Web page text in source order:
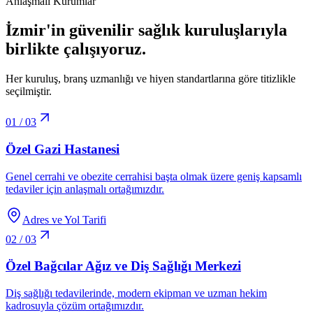
İzmir'in güvenilir sağlık kuruluşlarıyla
birlikte çalışıyoruz.
Her kuruluş, branş uzmanlığı ve hiyen standartlarına göre titizlikle
seçilmiştir.
01 /03
Özel Gazi Hastanesi
Genel cerrahi ve obezite cerrahisi başta olmak üzere geniş kapsamlı
tedaviler için anlaşmalı ortağımızdır.
Adres ve Yol Tarifi
02 /03
Özel Bağcılar Ağız ve Diş Sağlığı Merkezi
Diş sağlığı tedavilerinde, modern ekipman ve uzman hekim
kadrosuyla çözüm ortağımızdır.